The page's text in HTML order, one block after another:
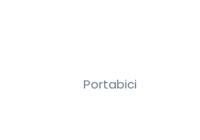
Portabici